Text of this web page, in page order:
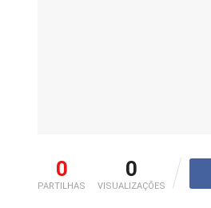
0
PARTILHAS
0
VISUALIZAÇÕES